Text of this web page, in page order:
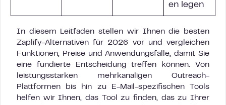
en legen
In diesem Leitfaden stellen wir Ihnen die besten
Zaplify-Alternativen für 2026 vor und vergleichen
Funktionen, Preise und Anwendungsfälle, damit Sie
eine fundierte Entscheidung treffen können. Von
leistungsstarken mehrkanaligen Outreach-
Plattformen bis hin zu E-Mail-spezifischen Tools
helfen wir Ihnen, das Tool zu finden, das zu Ihrer